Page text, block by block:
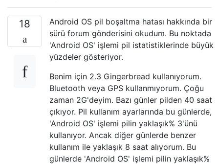
18
Android OS pil boşaltma hatası hakkında bir
sürü forum gönderisini okudum. Bu noktada
'Android OS' işlemi pil istatistiklerinde büyük
yüzdeler gösteriyor.
Benim için 2.3 Gingerbread kullanıyorum.
Bluetooth veya GPS kullanmıyorum. Çoğu
zaman 2G'deyim. Bazı günler pilden 40 saat
çıkıyor. Pil kullanım ayarlarında bu günlerde,
'Android OS' işlemi pilin yaklaşık% 3'ünü
kullanıyor. Ancak diğer günlerde benzer
kullanım ile yaklaşık 8 saat alıyorum. Bu
günlerde 'Android OS' işlemi pilin yaklaşık%